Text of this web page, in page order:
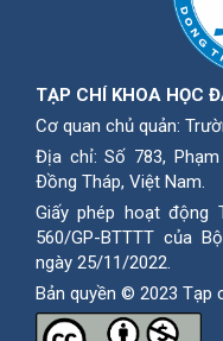
TẠP CHÍ KHOA HỌC
Cơ quan chủ quản:
Địa chỉ: Số 783,
Ðồng Tháp, Việt Nam.
Giấy phép hoạt
560/GP-BTTTT của
ngày 25/11/2022.
Bản quyền © 2023 Tạp